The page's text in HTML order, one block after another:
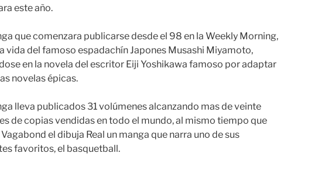
este año.
que comenzara publicarse desde el 98 en la Weekly Morning,
vida del famoso espadachín Japones Musashi Miyamoto,
en la novela del escritor Eiji Yoshikawa famoso por adaptar
novelas épicas.
lleva publicados 31 volúmenes alcanzando mas de veinte
de copias vendidas en todo el mundo, al mismo tiempo que
el dibuja Real un manga que narra uno de sus
favoritos, el basquetball.